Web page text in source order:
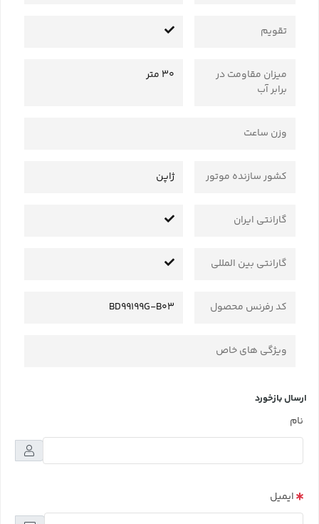
تقویم
میزان مقاومت در
برابر آب
30 متر
وزن ساعت
کشور سازنده موتور ژاپن
گارانتی ایران
گارانتی بین المللی
کد رفرنس محصول BD99199G-B03
ویژگی های خاص
ارسال بازخورد
نام
ایمیل